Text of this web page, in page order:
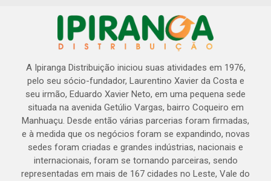
A Ipiranga Distribuição iniciou suas atividades em 1976,
pelo seu sócio-fundador, Laurentino Xavier da Costa e
seu irmão, Eduardo Xavier Neto, em uma pequena sede
situada na avenida Getúlio Vargas, bairro Coqueiro em
Manhuaçu. Desde então várias parcerias foram firmadas,
e à medida que os negócios foram se expandindo, novas
sedes foram criadas e grandes indústrias, nacionais e
internacionais, foram se tornando parceiras, sendo
representadas em mais de 167 cidades no Leste, Vale do